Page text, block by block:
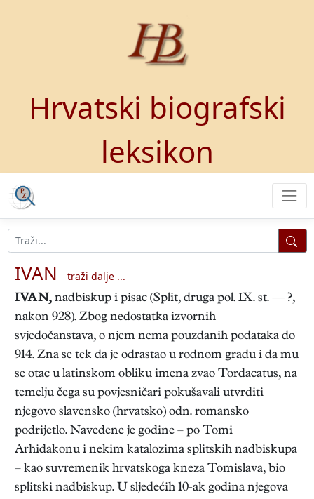
Hrvatski biografski
leksikon
IVAN
traži dalje ...
IVAN, nadbiskup i pisac (Split, druga pol. IX. st. — ?,
nakon 928). Zbog nedostatka izvornih
svjedočanstava, o njem nema pouzdanih podataka do
914. Zna se tek da je odrastao u rodnom gradu i da mu
se otac u latinskom obliku imena zvao Tordacatus, na
temelju čega su povjesničari pokušavali utvrditi
njegovo slavensko (hrvatsko) odn. romansko
podrijetlo. Navedene je godine – po Tomi
Arhiđakonu i nekim katalozima splitskih nadbiskupa
– kao suvremenik hrvatskoga kneza Tomislava, bio
splitski nadbiskup. U sljedećih 10-ak godina njegova